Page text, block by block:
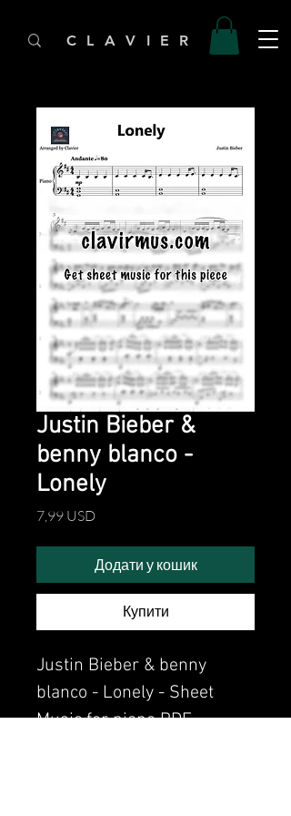
C L A V I E R
Justin Bieber &
benny blanco -
Lonely
7,99 USDЦіна
Додати у кошик
Купити
Justin Bieber & benny
blanco - Lonely - Sheet
Music for piano PDF